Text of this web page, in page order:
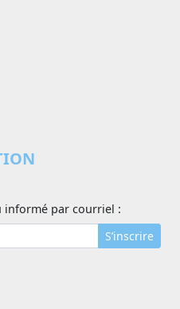
informé par courriel :
S’inscrire